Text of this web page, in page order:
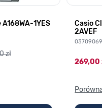
1YES
zł
Casio
2AVEF
03709069
269,00